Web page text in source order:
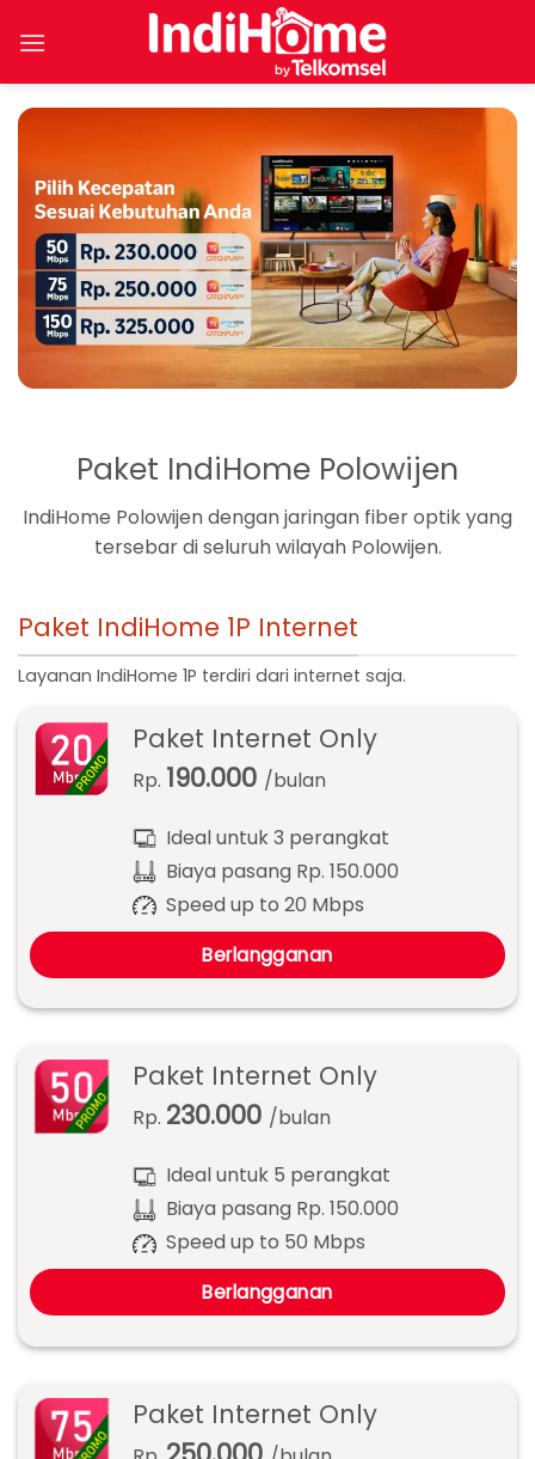
Paket IndiHome Polowijen
IndiHome Polowijen dengan jaringan fiber optik yang
tersebar di seluruh wilayah Polowijen.
Paket IndiHome 1P Internet
Layanan IndiHome 1P terdiri dari internet saja.
Paket Internet Only
Rp. 190.000 /bulan
Ideal untuk 3 perangkat
Biaya pasang Rp. 150.000
Speed up to 20 Mbps
Berlangganan
Paket Internet Only
Rp. 230.000 /bulan
Ideal untuk 5 perangkat
Biaya pasang Rp. 150.000
Speed up to 50 Mbps
Berlangganan
Paket Internet Only